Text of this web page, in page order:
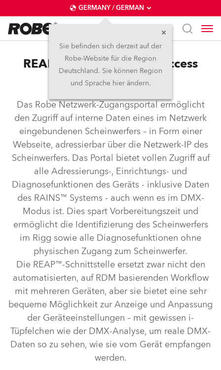
GERMANY / GERMAN
Sie befinden sich derzeit auf der
Robe-Website für die Region
Deutschland. Sie können Region
und Sprache hier ändern.
REAP™ – Robe Ethernet Access
Portal
Das Robe Netzwerk-Zugangsportal ermöglicht
den Zugriff auf interne Daten eines im Netzwerk
eingebundenen Scheinwerfers – in Form einer
Webseite, adressierbar über die Netzwerk-IP des
Scheinwerfers. Das Portal bietet vollen Zugriff auf
alle Adressierungs-, Einrichtungs- und
Diagnosefunktionen des Geräts - inklusive Daten
des RAINS™ Systems - auch wenn es im DMX-
Modus ist. Dies spart Vorbereitungszeit und
ermöglicht die Identifizierung des Scheinwerfers
im Rigg sowie alle Diagnosefunktionen ohne
physischen Zugang zum Scheinwerfer.
Die REAP™-Schnittstelle ersetzt zwar nicht den
automatisierten, auf RDM basierenden Workflow
mit mehreren Geräten, aber sie bietet eine sehr
bequeme Möglichkeit zur Anzeige und Anpassung
der Geräteeinstellungen – mit gewissen i-
Tüpfelchen wie der DMX-Analyse, um reale DMX-
Daten so zu sehen, wie sie vom Gerät empfangen
werden.